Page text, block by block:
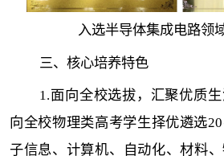
入选半导体集成电路领
三、核心培养特色
1.面向全校选拔，汇聚优质
向全校物理类高考学生择优遴选
子信息、计算机、自动化、材料